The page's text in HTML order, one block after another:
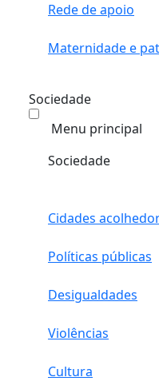
Rede de apoio
Maternidade e
Sociedade
Menu principal
Sociedade
Cidades
Políticas públicas
Desigualdades
Violências
Cultura